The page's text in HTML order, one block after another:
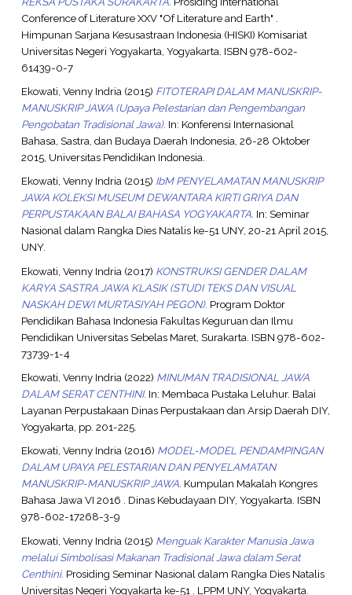
Conference of Literature XXV "Of Literature and Earth" .
Himpunan Sarjana Kesusastraan Indonesia (HISKI) Komisariat
Universitas Negeri Yogyakarta, Yogyakarta. ISBN 978-602-
61439-0-7
Ekowati, Venny Indria (2015) FITOTERAPI DALAM MANUSKRIP-
MANUSKRIP JAWA (Upaya Pelestarian dan Pengembangan
Pengobatan Tradisional Jawa). In: Konferensi Internasional
Bahasa, Sastra, dan Budaya Daerah Indonesia, 26-28 Oktober
2015, Universitas Pendidikan Indonesia.
Ekowati, Venny Indria (2015) IbM PENYELAMATAN MANUSKRIP
JAWA KOLEKSI MUSEUM DEWANTARA KIRTI GRIYA DAN
PERPUSTAKAAN BALAI BAHASA YOGYAKARTA. In: Seminar
Nasional dalam Rangka Dies Natalis ke-51 UNY, 20-21 April 2015,
UNY.
Ekowati, Venny Indria (2017) KONSTRUKSI GENDER DALAM
KARYA SASTRA JAWA KLASIK (STUDI TEKS DAN VISUAL
NASKAH DEWI MURTASIYAH PEGON). Program Doktor
Pendidikan Bahasa Indonesia Fakultas Keguruan dan Ilmu
Pendidikan Universitas Sebelas Maret, Surakarta. ISBN 978-602-
73739-1-4
Ekowati, Venny Indria (2022) MINUMAN TRADISIONAL JAWA
DALAM SERAT CENTHINI. In: Membaca Pustaka Leluhur. Balai
Layanan Perpustakaan Dinas Perpustakaan dan Arsip Daerah DIY,
Yogyakarta, pp. 201-225.
Ekowati, Venny Indria (2016) MODEL-MODEL PENDAMPINGAN
DALAM UPAYA PELESTARIAN DAN PENYELAMATAN
MANUSKRIP-MANUSKRIP JAWA. Kumpulan Makalah Kongres
Bahasa Jawa VI 2016 . Dinas Kebudayaan DIY, Yogyakarta. ISBN
978-602-17268-3-9
Ekowati, Venny Indria (2015) Menguak Karakter Manusia Jawa
melalui Simbolisasi Makanan Tradisional Jawa dalam Serat
Centhini. Prosiding Seminar Nasional dalam Rangka Dies Natalis
Universitas Negeri Yogyakarta ke-51 . LPPM UNY, Yogyakarta.